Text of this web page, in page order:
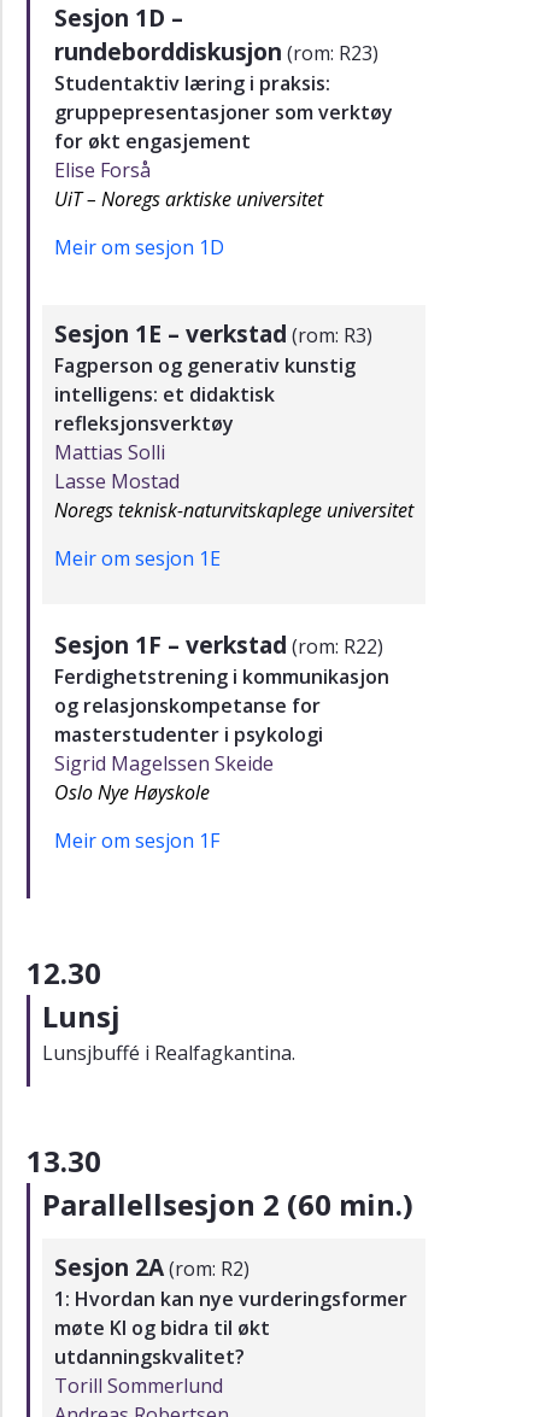
Sesjon 1D –
rundeborddiskusjon (rom: R23)
Studentaktiv læring i praksis:
gruppepresentasjoner som verktøy
for økt engasjement
Elise Forså
UiT – Noregs arktiske universitet
Meir om sesjon 1D
Sesjon 1E – verkstad (rom: R3)
Fagperson og generativ kunstig
intelligens: et didaktisk
refleksjonsverktøy
Mattias Solli
Lasse Mostad
Noregs teknisk-naturvitskaplege universitet
Meir om sesjon 1E
Sesjon 1F – verkstad (rom: R22)
Ferdighetstrening i kommunikasjon
og relasjonskompetanse for
masterstudenter i psykologi
Sigrid Magelssen Skeide
Oslo Nye Høyskole
Meir om sesjon 1F
12.30
Lunsj
Lunsjbuffé i Realfagkantina.
13.30
Parallellsesjon 2 (60 min.)
Sesjon 2A(rom: R2)
1: Hvordan kan nye vurderingsformer
møte KI og bidra til økt
utdanningskvalitet?
Torill Sommerlund